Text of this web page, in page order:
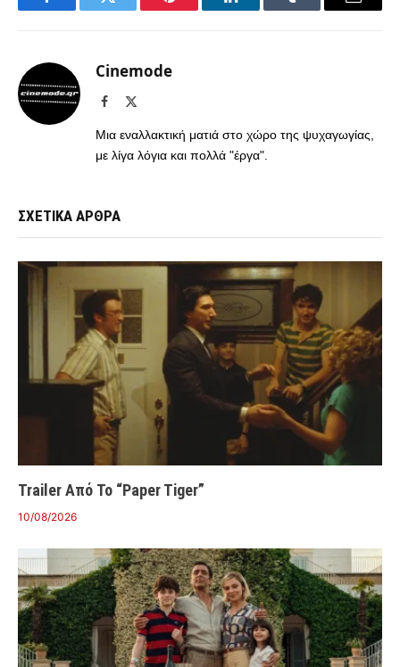
FacebookTwitter Pinterest LinkedInTumblr Email
Cinemode
Facebook
Μια εναλλακτική ματιά στο χώρο της ψυχαγωγίας,
με λίγα λόγια και πολλά "έργα".
ΣΧΕΤΙΚΑ ΑΡΘΡΑ
Trailer Από Το “Paper Tiger”
10/08/2026